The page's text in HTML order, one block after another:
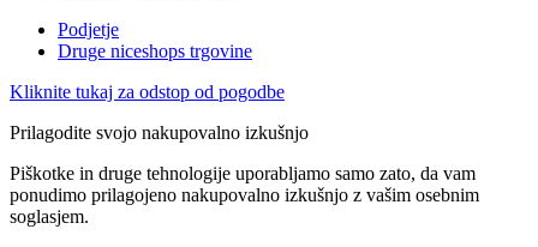
Podjetje
Druge niceshops trgovine
Kliknite tukaj za odstop od pogodbe
Prilagodite svojo nakupovalno izkušnjo
Piškotke in druge tehnologije uporabljamo samo zato, da vam
ponudimo prilagojeno nakupovalno izkušnjo z vašim osebnim
soglasjem.